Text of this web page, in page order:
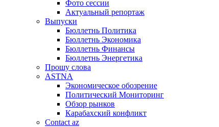
Фото сессии
Актуальный репортаж
Выпуски
Бюллетнь Политика
Бюллетнь Экономика
Бюллетнь Финансы
Бюллетнь Энергетика
Прошу слова
ASTNA
Экономическое обозрение
Политический Мониторинг
Обзор рынков
Карабахский конфликт
Contact az